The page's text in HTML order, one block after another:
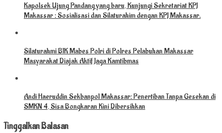
Kapolsek Ujung Pandang yang baru, Kunjungi Sekretariat KPJ
Makassar : Sosialisasi dan Silaturahim dengan KPJ Makassar.
Silaturahmi BIK Mabes Polri di Polres Pelabuhan Makassar
Masyarakat Diajak Aktif Jaga Kamtibmas
Andi Haeruddin Sekbanpol Makassar: Penertiban Tanpa Gesekan di
SMKN 4, Sisa Bongkaran Kini Dibersihkan
Tinggalkan Balasan